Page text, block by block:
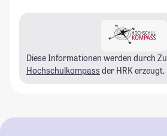
Diese Informationen werden durch
Hochschulkompass der HRK erzeugt.